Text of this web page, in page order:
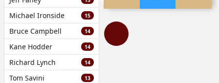
Michael Ironside 15
Bruce Campbell 14
Kane Hodder 14
Richard Lynch 14
Tom Savini 13